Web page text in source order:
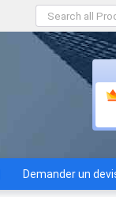
Demander un